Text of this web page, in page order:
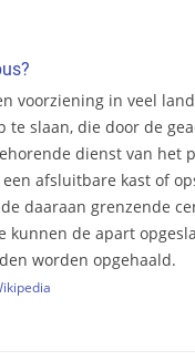
voorziening in veel
te slaan, die door de
dienst van het
afsluitbare kast of
daaraan grenzende
kunnen de apart
worden opgehaald.